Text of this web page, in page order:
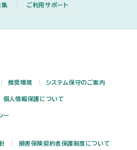
集 ご利用サポート
推奨環境 システム保守のご案内
個人情報保護について
ー
損害保険契約者保護制度について